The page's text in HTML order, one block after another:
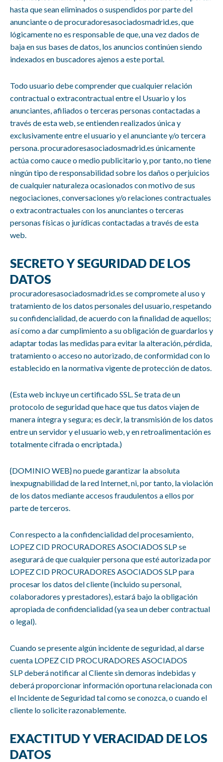
hasta que sean eliminados o suspendidos por parte del
anunciante o de procuradoresasociadosmadrid.es, que
lógicamente no es responsable de que, una vez dados de
baja en sus bases de datos, los anuncios continúen siendo
indexados en buscadores ajenos a este portal.
Todo usuario debe comprender que cualquier relación
contractual o extracontractual entre el Usuario y los
anunciantes, afiliados o terceras personas contactadas a
través de esta web, se entienden realizados única y
exclusivamente entre el usuario y el anunciante y/o tercera
persona.procuradoresasociadosmadrid.es únicamente
actúa como cauce o medio publicitario y, por tanto, no tiene
ningún tipo de responsabilidad sobre los daños o perjuicios
de cualquier naturaleza ocasionados con motivo de sus
negociaciones, conversaciones y/o relaciones contractuales
o extracontractuales con los anunciantes o terceras
personas físicas o jurídicas contactadas a través de esta
web.
SECRETO Y SEGURIDAD DE LOS
DATOS
procuradoresasociadosmadrid.es se compromete al uso y
tratamiento de los datos personales del usuario, respetando
su confidencialidad, de acuerdo con la finalidad de aquellos;
así como a dar cumplimiento a su obligación de guardarlos y
adaptar todas las medidas para evitar la alteración, pérdida,
tratamiento o acceso no autorizado, de conformidad con lo
establecido en la normativa vigente de protección de datos.
(Esta web incluye un certificado SSL. Se trata de un
protocolo de seguridad que hace que tus datos viajen de
manera íntegra y segura; es decir, la transmisión de los datos
entre un servidor y el usuario web, y en retroalimentación es
totalmente cifrada o encriptada.)
{DOMINIO WEB} no puede garantizar la absoluta
inexpugnabilidad de la red Internet, ni, por tanto, la violación
de los datos mediante accesos fraudulentos a ellos por
parte de terceros.
Con respecto a la confidencialidad del procesamiento,
LOPEZ CID PROCURADORES ASOCIADOS SLP se
asegurará de que cualquier persona que esté autorizada por
LOPEZ CID PROCURADORES ASOCIADOS SLP para
procesar los datos del cliente (incluido su personal,
colaboradores y prestadores), estará bajo la obligación
apropiada de confidencialidad (ya sea un deber contractual
o legal).
Cuando se presente algún incidente de seguridad, al darse
cuenta LOPEZ CID PROCURADORES ASOCIADOS
SLP deberá notificar al Cliente sin demoras indebidas y
deberá proporcionar información oportuna relacionada con
el Incidente de Seguridad tal como se conozca, o cuando el
cliente lo solicite razonablemente.
EXACTITUD Y VERACIDAD DE LOS
DATOS